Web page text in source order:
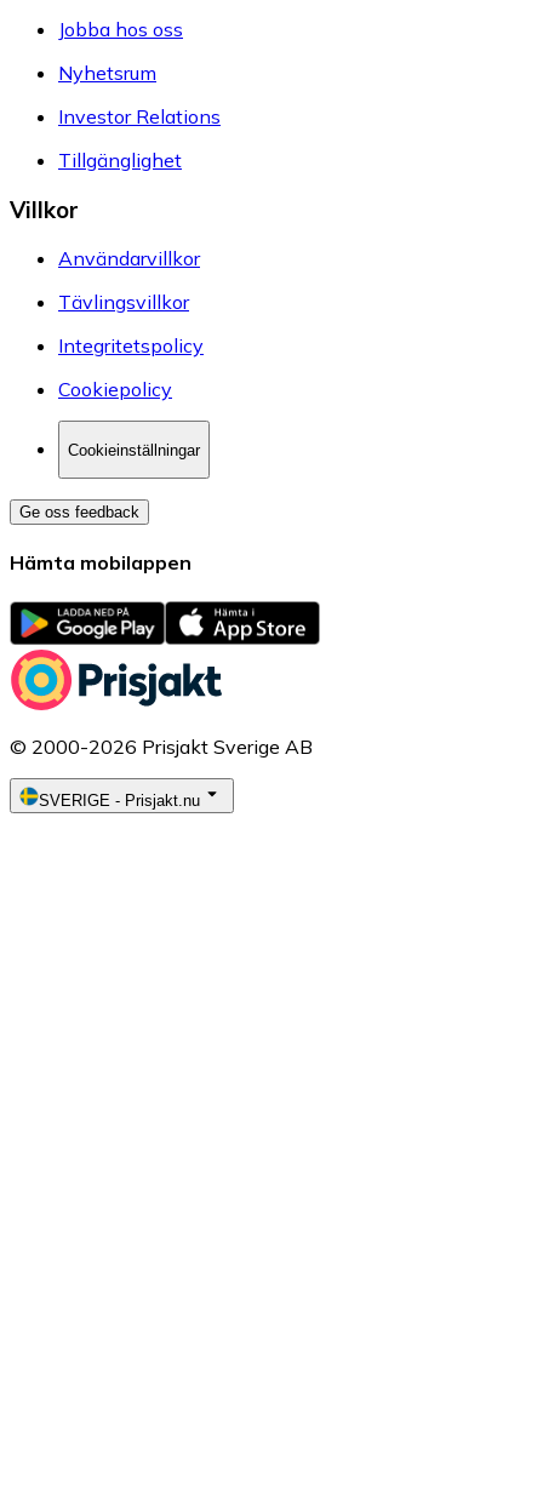
Jobba hos oss
Nyhetsrum
Investor Relations
Tillgänglighet
Villkor
Användarvillkor
Tävlingsvillkor
Integritetspolicy
Cookiepolicy
Cookieinställningar
Ge oss feedback
Hämta mobilappen
© 2000-2026 Prisjakt Sverige AB
SVERIGE - Prisjakt.nu